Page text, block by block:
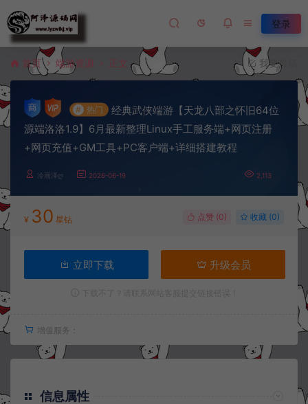
登录
首页 端游资源 正文 我要投稿
# 热门
经典武侠端游【天龙八部之怀旧64位
源端洛洛1.9】6月最新整理Linux手工服务端+网页注册
+网页充值+GM工具+PC客户端+详细搭建教程
冷雨泽ღ 2026-06-19 2,113
¥ 30 星钻 点赞 (0) 收藏 (0)
立即下载 升级会员
增值服务：
信息属性